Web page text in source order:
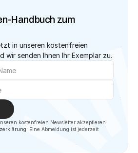
Handbuch zum
in unseren kostenfreien
wir senden Ihnen Ihr Exemplar zu.
kostenfreien Newsletter akzeptieren
. Eine Abmeldung ist jederzeit